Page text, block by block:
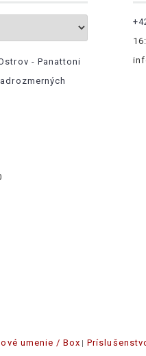
- Panattoni
umenie / Box